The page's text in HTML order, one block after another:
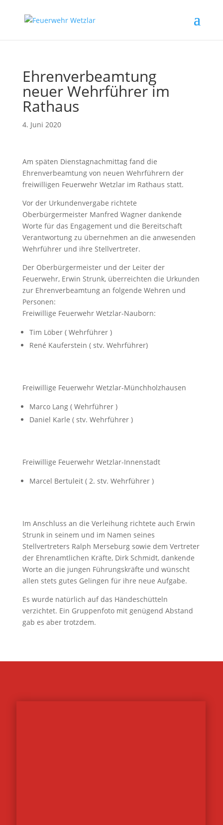
Ehrenverbeamtung
neuer Wehrführer im
Rathaus
4. Juni 2020
Am späten Dienstagnachmittag fand die
Ehrenverbeamtung von neuen Wehrführern der
freiwilligen Feuerwehr Wetzlar im Rathaus statt.
Vor der Urkundenvergabe richtete
Oberbürgermeister Manfred Wagner dankende
Worte für das Engagement und die Bereitschaft
Verantwortung zu übernehmen an die anwesenden
Wehrführer und ihre Stellvertreter.
Der Oberbürgermeister und der Leiter der
Feuerwehr, Erwin Strunk, überreichten die Urkunden
zur Ehrenverbeamtung an folgende Wehren und
Personen:
Freiwillige Feuerwehr Wetzlar-Nauborn:
Tim Löber ( Wehrführer )
René Kauferstein ( stv. Wehrführer)
Freiwillige Feuerwehr Wetzlar-Münchholzhausen
Marco Lang ( Wehrführer )
Daniel Karle ( stv. Wehrführer )
Freiwillige Feuerwehr Wetzlar-Innenstadt
Marcel Bertuleit ( 2. stv. Wehrführer )
Im Anschluss an die Verleihung richtete auch Erwin
Strunk in seinem und im Namen seines
Stellvertreters Ralph Merseburg sowie dem Vertreter
der Ehrenamtlichen Kräfte, Dirk Schmidt, dankende
Worte an die jungen Führungskräfte und wünscht
allen stets gutes Gelingen für ihre neue Aufgabe.
Es wurde natürlich auf das Händeschütteln
verzichtet. Ein Gruppenfoto mit genügend Abstand
gab es aber trotzdem.